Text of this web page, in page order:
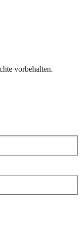
vorbehalten.